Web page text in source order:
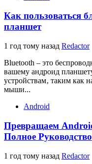
Как пользоваться
планшет
1 год тому назад Redactor
Bluetooth – это
вашему андроид
устройствам‚ таким как
мыши...
Android
Превращаем
Полное Руководство
1 год тому назад Redactor